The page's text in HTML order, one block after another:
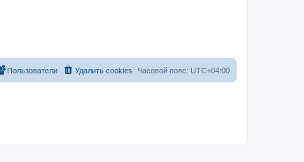
Часовой пояс: UTC+04:00
Удалить cookies
Пользователи